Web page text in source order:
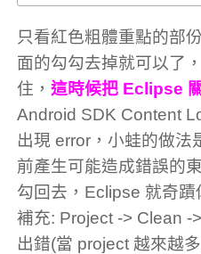
只看紅色粗體重點的部
面的勾勾去掉就可以了
住， 這時候把 Eclipse
Android SDK Content
出現 error，小蛙的做法
前產生可能造成錯誤的
勾回去，Eclipse 就奇蹟
補充: Project -> Clean -
出錯(當 project 越來越